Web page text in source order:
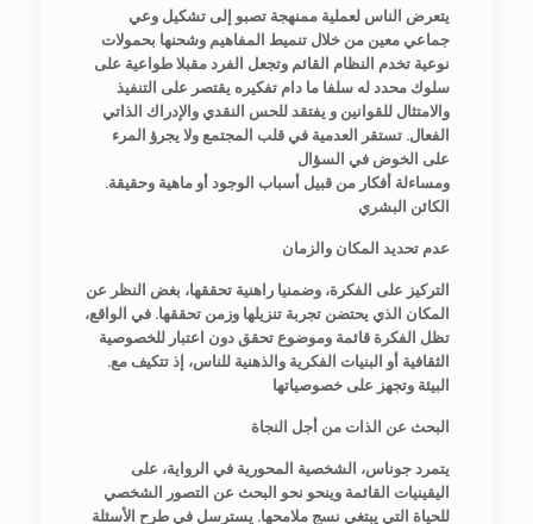
يتعرض الناس لعملية ممنهجة تصبو إلى تشكيل وعي
جماعي معين من خلال تنميط المفاهيم وشحنها بحمولات
نوعية تخدم النظام القائم وتجعل الفرد مقبلا طواعية على
سلوك محدد له سلفا ما دام تفكيره يقتصر على التنفيذ
والامتثال للقوانين و يفتقد للحس النقدي والإدراك الذاتي
الفعال. تستقر العدمية في قلب المجتمع ولا يجرؤ المرء
على الخوض في السؤال
.ومساءلة أفكار من قبيل أسباب الوجود أو ماهية وحقيقة
الكائن البشري
عدم تحديد المكان والزمان
التركيز على الفكرة، وضمنيا راهنية تحققها، بغض النظر عن
المكان الذي يحتضن تجربة تنزيلها وزمن تحققها. في الواقع،
تظل الفكرة قائمة وموضوع تحقق دون اعتبار للخصوصية
.الثقافية أو البنيات الفكرية والذهنية للناس، إذ تتكيف مع
البيئة وتجهز على خصوصياتها
البحث عن الذات من أجل النجاة
يتمرد جوناس، الشخصية المحورية في الرواية، على
اليقينيات القائمة وينحو نحو البحث عن التصور الشخصي
للحياة التي يبتغي نسج ملامحها. يسترسل في طرح الأسئلة